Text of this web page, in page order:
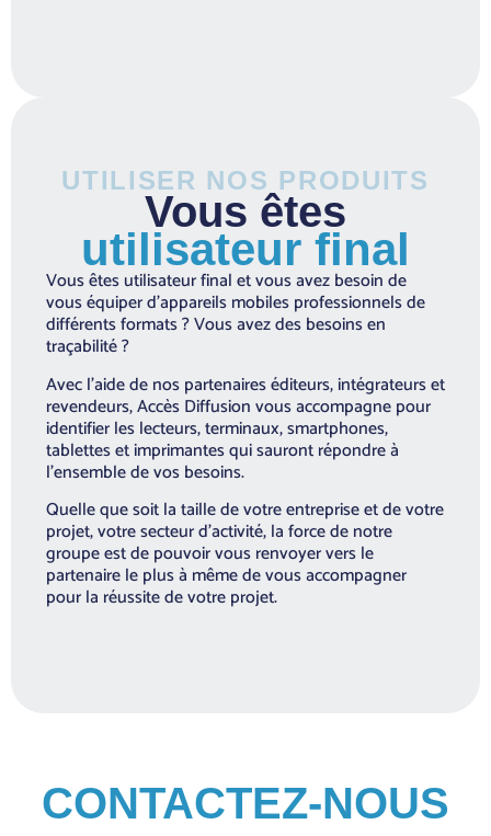
UTILISER NOS PRODUITS
Vous êtes
utilisateur final
Vous êtes utilisateur final et vous avez besoin de
vous équiper d’appareils mobiles professionnels de
différents formats ? Vous avez des besoins en
traçabilité ?
Avec l’aide de nos partenaires éditeurs, intégrateurs et
revendeurs, Accès Diffusion vous accompagne pour
identifier les lecteurs, terminaux, smartphones,
tablettes et imprimantes qui sauront répondre à
l’ensemble de vos besoins.
Quelle que soit la taille de votre entreprise et de votre
projet, votre secteur d’activité, la force de notre
groupe est de pouvoir vous renvoyer vers le
partenaire le plus à même de vous accompagner
pour la réussite de votre projet.
CONTACTEZ-NOUS